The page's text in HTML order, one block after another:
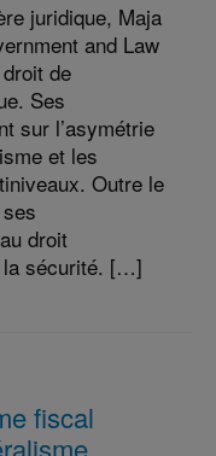
juridique, Maja
and Law
de
Ses
sur l’asymétrie
et les
Outre le
droit
la sécurité. […]
fiscal